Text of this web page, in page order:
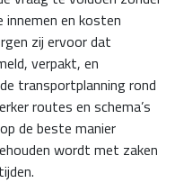
en kosten
zij ervoor dat
verpakt, en
transportplanning rond
routes en schema’s
de beste manier
wordt met zaken